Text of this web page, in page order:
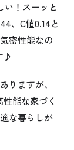
い！スーッと
、C値0.14と
密性能なの
♪
りますが、
能な家づく
な暮らしが